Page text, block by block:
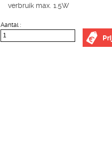
verbruik max. 1.5W
Aantal :